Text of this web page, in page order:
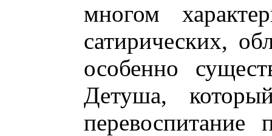
многом
сатирических,
особенно
Детуша,
перевоспитание